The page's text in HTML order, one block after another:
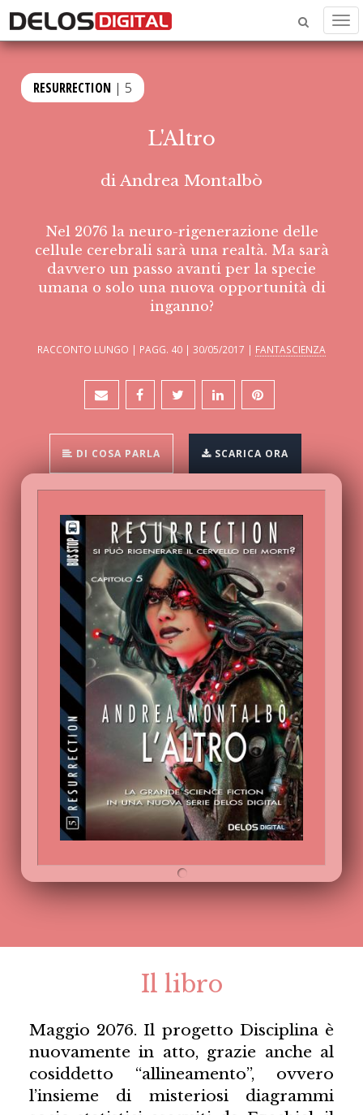
RESURRECTION | 5
L'Altro
di Andrea Montalbò
Nel 2076 la neuro-rigenerazione delle
cellule cerebrali sarà una realtà. Ma sarà
davvero un passo avanti per la specie
umana o solo una nuova opportunità di
inganno?
RACCONTO LUNGO | PAGG. 40 | 30/05/2017 | FANTASCIENZA
DI COSA PARLA SCARICA ORA
Il libro
Maggio 2076. Il progetto Disciplina è
nuovamente in atto, grazie anche al
cosiddetto “allineamento”, ovvero
l’insieme di misteriosi diagrammi